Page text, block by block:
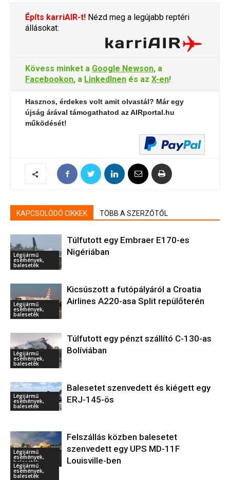
Építs karriAIR-t! Nézd meg a legújabb reptéri
állásokat:
Kövess minket a Google Newson, a
Facebookon, a LinkedInen és az X-en!
Hasznos, érdekes volt amit olvastál? Már egy
újság árával támogathatod az AIRportal.hu
működését!
KAPCSOLÓDÓ CIKKEK TÖBB A SZERZŐTŐL
Légijármű
események,
balesetek
Túlfutott egy Embraer E170-es
Nigériában
Légijármű
események,
balesetek
Kicsúszott a futópályáról a Croatia
Airlines A220-asa Split repülőterén
Légijármű
események,
balesetek
Túlfutott egy pénzt szállító C-130-as
Bolíviában
Légijármű
események,
balesetek
Balesetet szenvedett és kiégett egy
ERJ-145-ös
Légijármű
események,
balesetek
Felszállás közben balesetet
szenvedett egy UPS MD-11F
Louisville-ben
Légijármű
események,
balesetek